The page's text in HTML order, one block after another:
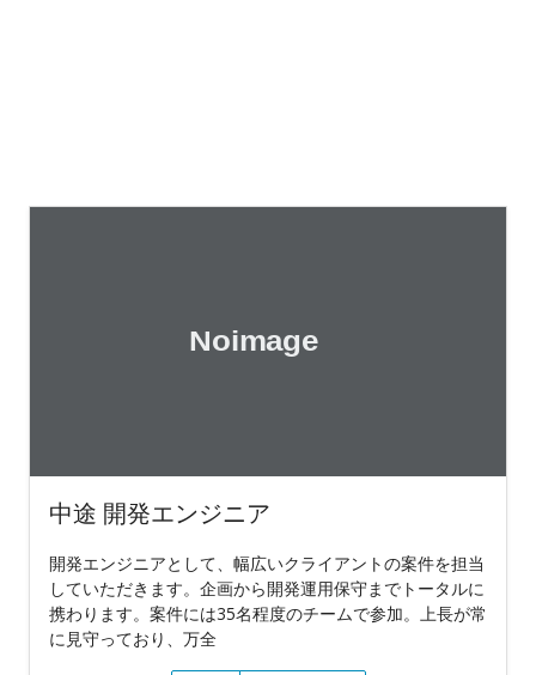
中途 開発エンジニア
開発エンジニアとして、幅広いクライアントの案件を担当
していただきます。企画から開発運用保守までトータルに
携わります。案件には35名程度のチームで参加。上長が常
に見守っており、万全